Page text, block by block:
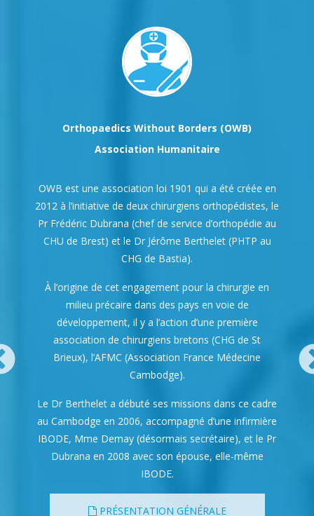
Orthopaedics Without Borders (OWB)
Association Humanitaire
OWB est une association loi 1901 qui a été créée en
2012 à l’initiative de deux chirurgiens orthopédistes, le
Pr Frédéric Dubrana (chef de service d’orthopédie au
CHU de Brest) et le Dr Jérôme Berthelet (PHTP au
CHG de Bastia).
À l’origine de cet engagement pour la chirurgie en
milieu précaire dans des pays en voie de
développement, il y a l’action d’une première
association de chirurgiens bretons (CHG de St
Brieux), l’AFMC (Association France Médecine
Cambodge).
Le Dr Berthelet a débuté ses missions dans ce cadre
au Cambodge en 2006, accompagné d’une infirmière
IBODE, Mme Demay (désormais secrétaire), et le Pr
Dubrana en 2008 avec son épouse, elle-même
IBODE.
PRÉSENTATION GÉNÉRALE